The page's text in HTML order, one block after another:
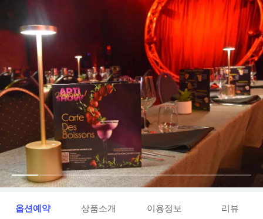
옵션예약 상품소개 이용정보 리뷰